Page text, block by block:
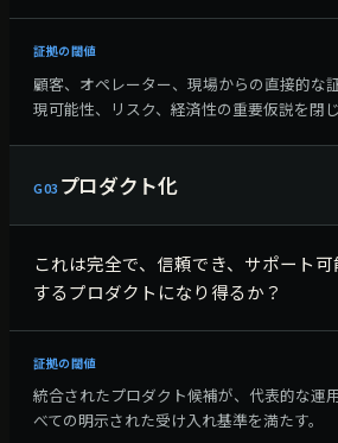
証拠の閾値
顧客、オペレーター、現場からの直接的な
現可能性、リスク、経済性の重要仮説を閉じ
G03 プロダクト化
これは完全で、信頼でき、サポート
するプロダクトになり得るか？
証拠の閾値
統合されたプロダクト候補が、代表的な運
べての明示された受け入れ基準を満たす。